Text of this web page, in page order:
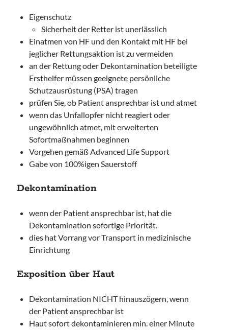
Eigenschutz
Sicherheit der Retter ist unerlässlich
Einatmen von HF und den Kontakt mit HF bei
jeglicher Rettungsaktion ist zu vermeiden
an der Rettung oder Dekontamination beteiligte
Ersthelfer müssen geeignete persönliche
Schutzausrüstung (PSA) tragen
prüfen Sie, ob Patient ansprechbar ist und atmet
wenn das Unfallopfer nicht reagiert oder
ungewöhnlich atmet, mit erweiterten
Sofortmaßnahmen beginnen
Vorgehen gemäß Advanced Life Support
Gabe von 100%igen Sauerstoff
Dekontamination
wenn der Patient ansprechbar ist, hat die
Dekontamination sofortige Priorität.
dies hat Vorrang vor Transport in medizinische
Einrichtung
Exposition über Haut
Dekontamination NICHT hinauszögern, wenn
der Patient ansprechbar ist
Haut sofort dekontaminieren min. einer Minute